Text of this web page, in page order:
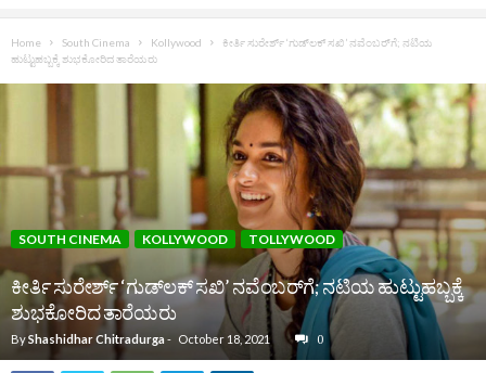
Home South Cinema Kollywood
ಕೀರ್ತಿ ಸುರೇರ್ಶ್ ‘ಗುಡ್‌ಲಕ್ ಸಖಿ’ ನವೆಂಬರ್‌ಗೆ; ನಟಿಯ
ಹುಟ್ಟುಹಬ್ಬಕ್ಕೆ ಶುಭಕೋರಿದ ತಾರೆಯರು
SOUTH CINEMA KOLLYWOOD TOLLYWOOD
ಕೀರ್ತಿ ಸುರೇರ್ಶ್ ‘ಗುಡ್‌ಲಕ್ ಸಖಿ’ ನವೆಂಬರ್‌ಗೆ; ನಟಿಯ ಹುಟ್ಟುಹಬ್ಬಕ್ಕೆ
ಶುಭಕೋರಿದ ತಾರೆಯರು
ByShashidhar Chitradurga - October 18, 2021 0